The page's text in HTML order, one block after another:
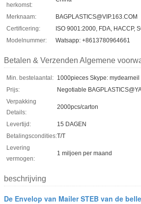
herkomst:
Merknaam:
BAGPLASTICS@VIP.163.COM
Certificering:
ISO 9001:2000, FDA, HACCP,
Modelnummer:
Watsapp: +8613780964661
Betalen & Verzenden Algemene
Min. bestelaantal: 1000pieces Skype: mydearneil
Prijs:
Negotiable
Verpakking
Details:
2000pcs/carton
Levertijd:
15 DAGEN
Betalingscondities:T/T
Levering
vermogen:
1 miljoen per maand
beschrijving
De Envelop van Mailer STEB van de